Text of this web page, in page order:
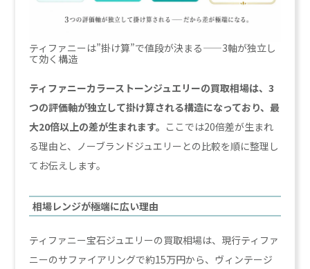
ティファニーは”掛け算”で値段が決まる——3軸が独立し
て効く構造
ティファニーカラーストーンジュエリーの買取相場は、3
つの評価軸が独立して掛け算される構造になっており、最
大20倍以上の差が生まれます。 ここでは20倍差が生まれ
る理由と、ノーブランドジュエリーとの比較を順に整理し
てお伝えします。
相場レンジが極端に広い理由
ティファニー宝石ジュエリーの買取相場は、現行ティファ
ニーのサファイアリングで約15万円から、ヴィンテージ